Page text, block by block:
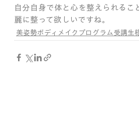
自分自身で体と心を整えられる
麗に整って欲しいですね。
美姿勢ボディメイクプログラム受講生